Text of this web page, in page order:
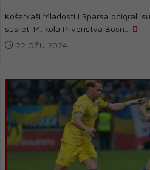
Košarkaši Mladosti i Sparsa odigrali
susret 14. kola Prvenstva Bosn...
22 OŽU 2024